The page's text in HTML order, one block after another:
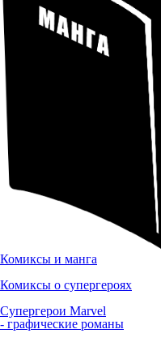
Комиксы и манга
Комиксы о супергероях
Супергерои Marvel
- графические романы